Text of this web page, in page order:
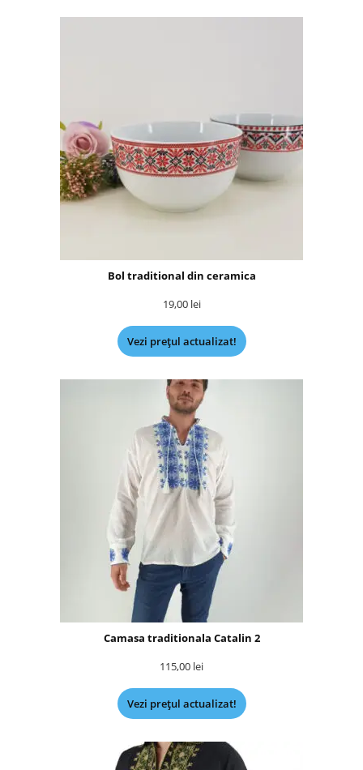
Bol traditional din ceramica
19,00 lei
Vezi prețul actualizat!
Camasa traditionala Catalin 2
115,00 lei
Vezi prețul actualizat!